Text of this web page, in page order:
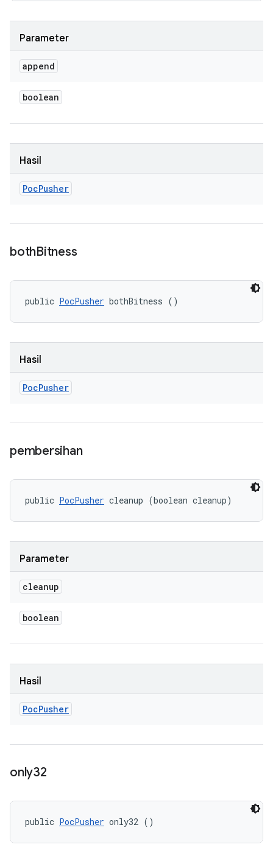
Parameter
append
boolean
Hasil
PocPusher
bothBitness
public PocPusher bothBitness ()
Hasil
PocPusher
pembersihan
public PocPusher cleanup (boolean cleanup)
Parameter
cleanup
boolean
Hasil
PocPusher
only32
public PocPusher only32 ()